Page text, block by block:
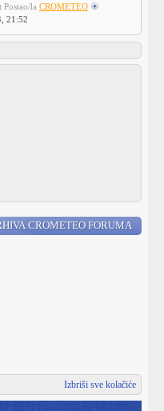
Postao/la CROMETEO
21:52
CROMETEO FORUMA
Izbriši sve kolačiće